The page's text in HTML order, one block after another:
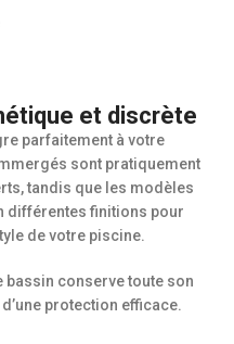
et discrète
parfaitement à votre
sont pratiquement
tandis que les modèles
différentes finitions pour
de votre piscine.
bassin conserve toute son
protection efficace.